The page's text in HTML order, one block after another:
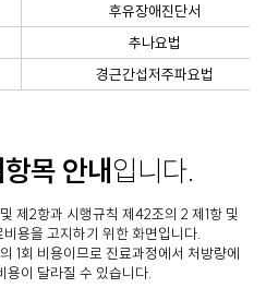
후유장애진단서
추나요법
경근간섭저주파요법
목 안내입니다.
제2항과 시행규칙 제42조의 2 제1항 및
용을 고지하기 위한 화면입니다.
1회 비용이므로 진료과정에서 처방량에
용이 달라질 수 있습니다.